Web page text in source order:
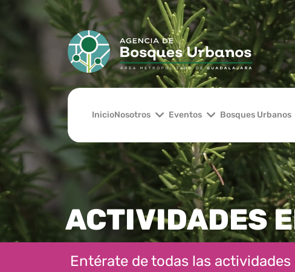
InicioNosotros Eventos Bosques Urbanos
ACTIVIDADES
Entérate de todas las